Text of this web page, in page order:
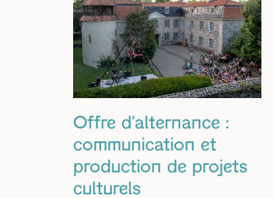
Offre d’alternance :
communication et
production de projets
culturels